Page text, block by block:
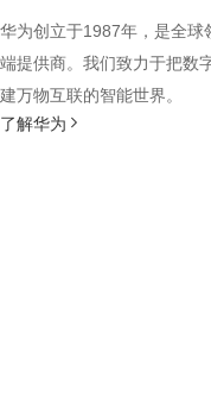
华为创立于1987年，是全球
端提供商。我们致力于把数
建万物互联的智能世界。
了解华为